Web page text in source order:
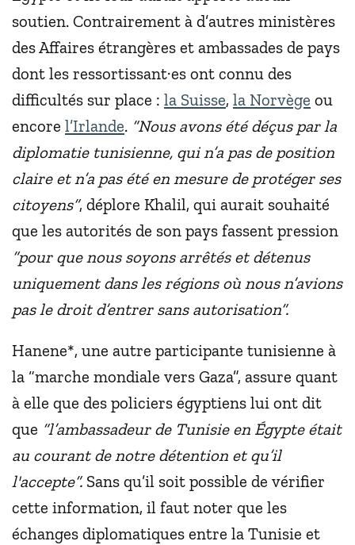
soutien. Contrairement à d’autres ministères
des Affaires étrangères et ambassades de pays
dont les ressortissant·es ont connu des
difficultés sur place : la Suisse, la Norvège ou
encore l’Irlande. “Nous avons été déçus par la
diplomatie tunisienne, qui n’a pas de position
claire et n’a pas été en mesure de protéger ses
citoyens”, déplore Khalil, qui aurait souhaité
que les autorités de son pays fassent pression
“pour que nous soyons arrêtés et détenus
uniquement dans les régions où nous n’avions
pas le droit d’entrer sans autorisation”.
Hanene*, une autre participante tunisienne à
la “marche mondiale vers Gaza”, assure quant
à elle que des policiers égyptiens lui ont dit
que “l’ambassadeur de Tunisie en Égypte était
au courant de notre détention et qu’il
l'accepte”. Sans qu’il soit possible de vérifier
cette information, il faut noter que les
échanges diplomatiques entre la Tunisie et